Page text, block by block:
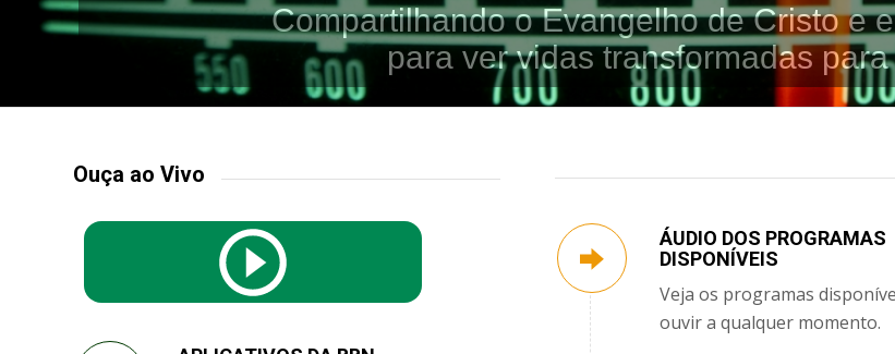
Compartilhando o Evangelho de Cristo e
para ver vidas transformadas
Ouça ao Vivo
ÁUDIO DOS PROGRAMAS
DISPONÍVEIS
Veja os programas
ouvir a qualquer momento.